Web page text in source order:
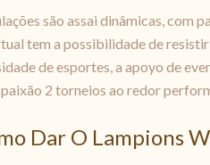
são assai dinâmicas,
tem a possibilidade de
de esportes, a apoyo de
2 torneios ao redor
Dar O Lampions